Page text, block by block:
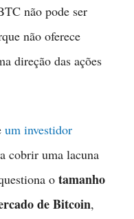
não pode ser
não oferece
direção das ações
um investidor
cobrir uma lacuna
o tamanho
de Bitcoin,